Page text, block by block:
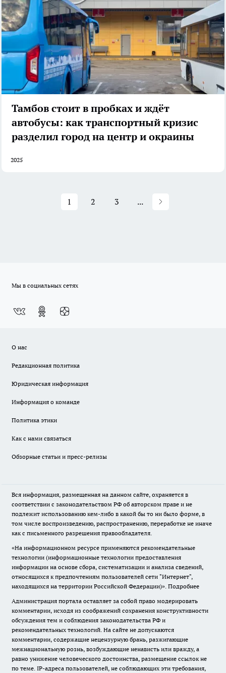
Тамбов стоит в пробках и ждёт
автобусы: как транспортный кризис
разделил город на центр и окраины
2025
1 2 3 ...
Мы в социальных сетях
О нас
Редакционная политика
Юридическая информация
Информация о команде
Политика этики
Как с нами связаться
Обзорные статьи и пресс-релизы
Вся информация, размещенная на данном сайте, охраняется в
соответствии с законодательством РФ об авторском праве и не
подлежит использованию кем-либо в какой бы то ни было форме, в
том числе воспроизведению, распространению, переработке не иначе
как с письменного разрешения правообладателя.
«На информационном ресурсе применяются рекомендательные
технологии (информационные технологии предоставления
информации на основе сбора, систематизации и анализа сведений,
относящихся к предпочтениям пользователей сети "Интернет",
находящихся на территории Российской Федерации)». Подробнее
Администрация портала оставляет за собой право модерировать
комментарии, исходя из соображений сохранения конструктивности
обсуждения тем и соблюдения законодательства РФ и
рекомендательных технологий. На сайте не допускаются
комментарии, содержащие нецензурную брань, разжигающие
межнациональную рознь, возбуждающие ненависть или вражду, а
равно унижение человеческого достоинства, размещение ссылок не
по теме. IP-адреса пользователей, не соблюдающих эти требования,